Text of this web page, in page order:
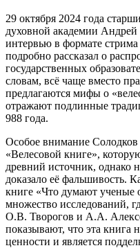
29 октября 2024 года
духовной академии
интервью в формате
подробно рассказал о
государственных
словам, всё чаще вместо
предлагаются мифы о
отражают подлинные
988 года.
Особое внимание Солодков
«Велесовой книге»,
древний источник, однако
доказало её фальшивость.
книге «Что думают ученые
множество исследований,
О.В. Творогов и А.А.
показывают, что эта книга
ценности и является